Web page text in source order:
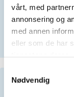
vårt, med
annonsering og
med annen
eller som de har
Nødvendig
Important
parts by reg.